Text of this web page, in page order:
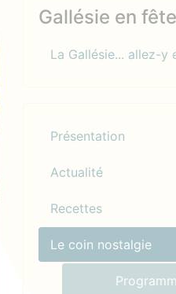
Gallésie en
La Gallésie... allez-y
Présentation
Actualité
Recettes
Le coin nostalgie